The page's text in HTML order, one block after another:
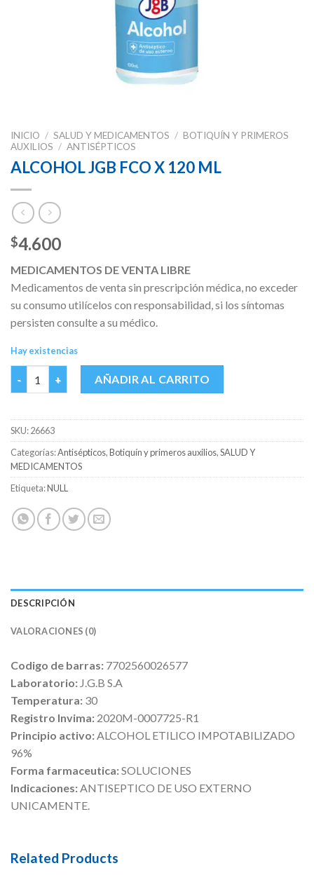
INICIO / SALUD Y MEDICAMENTOS / BOTIQUÍN Y PRIMEROS
AUXILIOS / ANTISÉPTICOS
ALCOHOL JGB FCO X 120 ML
$4.600
MEDICAMENTOS DE VENTA LIBRE
Medicamentos de venta sin prescripción médica, no exceder
su consumo utilícelos con responsabilidad, si los síntomas
persisten consulte a su médico.
Hay existencias
ALCOHOL JGB FCO X 120 ML cantidad
AÑADIR AL CARRITO
SKU:26663
Categorías:Antisépticos,Botiquín y primeros auxilios,SALUD Y
MEDICAMENTOS
Etiqueta:NULL
DESCRIPCIÓN
VALORACIONES (0)
Codigo de barras: 7702560026577
Laboratorio: J.G.B S.A
Temperatura: 30
Registro Invima: 2020M-0007725-R1
Principio activo:ALCOHOL ETILICO IMPOTABILIZADO
96%
Forma farmaceutica:SOLUCIONES
Indicaciones:ANTISEPTICO DE USO EXTERNO
UNICAMENTE.
Related Products